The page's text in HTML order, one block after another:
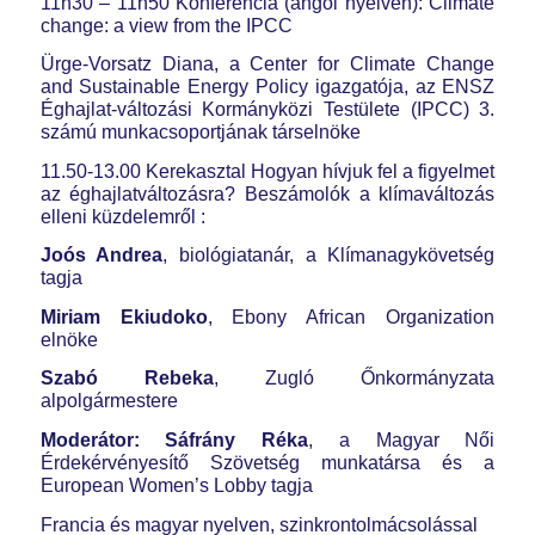
change: a view from the IPCC
Ürge-Vorsatz Diana, a Center for Climate Change
and Sustainable Energy Policy igazgatója, az ENSZ
Éghajlat-változási Kormányközi Testülete (IPCC) 3.
számú munkacsoportjának társelnöke
11.50-13.00 Kerekasztal Hogyan hívjuk fel a figyelmet
az éghajlatváltozásra? Beszámolók a klímaváltozás
elleni küzdelemről :
Joós Andrea, biológiatanár, a Klímanagykövetség
tagja
Miriam Ekiudoko, Ebony African Organization
elnöke
Szabó Rebeka, Zugló Őnkormányzata
alpolgármestere
Moderátor: Sáfrány Réka, a Magyar Női
Érdekérvényesítő Szövetség munkatársa és a
European Women’s Lobby tagja
Francia és magyar nyelven, szinkrontolmácsolással